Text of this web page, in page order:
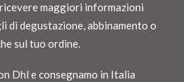
maggiori informazioni
di degustazione, abbinamento o
sul tuo ordine.
Dhl e consegnamo in Italia